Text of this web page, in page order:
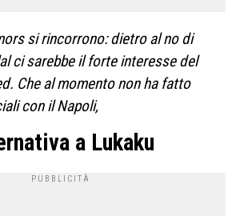
si rincorrono: dietro al no di
ci sarebbe il forte interesse del
Che al momento non ha fatto
con il Napoli,
a Lukaku